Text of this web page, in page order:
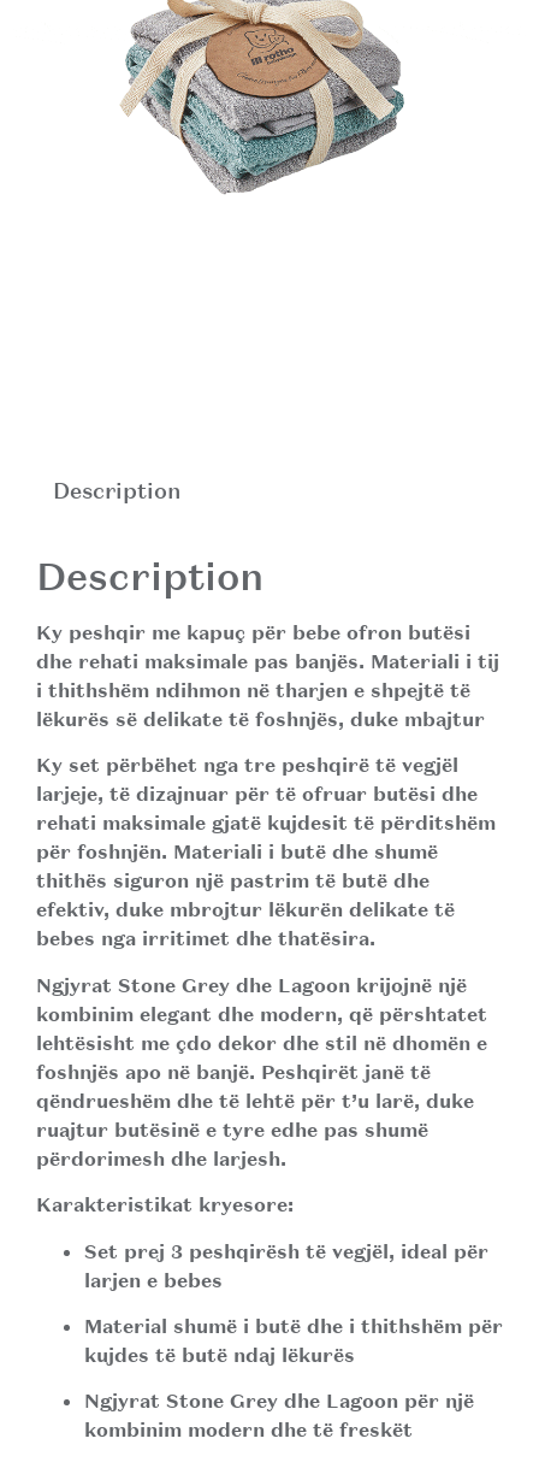
Description
Description
Ky peshqir me kapuç për bebe ofron butësi
dhe rehati maksimale pas banjës. Materiali i tij
i thithshëm ndihmon në tharjen e shpejtë të
lëkurës së delikate të foshnjës, duke mbajtur
Ky set përbëhet nga tre peshqirë të vegjël
larjeje, të dizajnuar për të ofruar butësi dhe
rehati maksimale gjatë kujdesit të përditshëm
për foshnjën. Materiali i butë dhe shumë
thithës siguron një pastrim të butë dhe
efektiv, duke mbrojtur lëkurën delikate të
bebes nga irritimet dhe thatësira.
Ngjyrat Stone Grey dhe Lagoon krijojnë një
kombinim elegant dhe modern, që përshtatet
lehtësisht me çdo dekor dhe stil në dhomën e
foshnjës apo në banjë. Peshqirët janë të
qëndrueshëm dhe të lehtë për t’u larë, duke
ruajtur butësinë e tyre edhe pas shumë
përdorimesh dhe larjesh.
Karakteristikat kryesore:
Set prej 3 peshqirësh të vegjël, ideal për
larjen e bebes
Material shumë i butë dhe i thithshëm për
kujdes të butë ndaj lëkurës
Ngjyrat Stone Grey dhe Lagoon për një
kombinim modern dhe të freskët